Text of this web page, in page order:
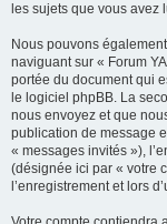
les sujets que vous avez
Nous pouvons
naviguant sur « Forum
portée du document qui
le logiciel phpBB. La
nous envoyez et que
publication de message
« messages invités »),
(désignée ici par « votre
l’enregistrement et lors